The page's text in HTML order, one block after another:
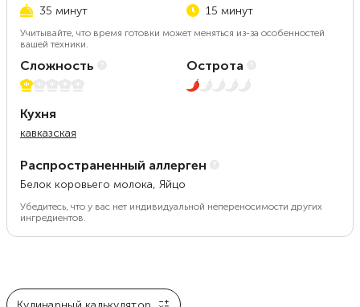
35 минут 15 минут
Учитывайте, что время готовки может меняться из-за особенностей
вашей техники.
Сложность
1 из 5
Острота
1 из 5
Кухня
кавказская
Распространенный аллерген
Белок коровьего молока, Яйцо
Убедитесь, что у вас нет индивидуальной непереносимости других
ингредиентов.